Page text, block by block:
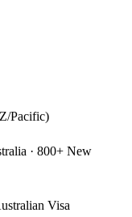
Pacific)
· 800+ New
Visa